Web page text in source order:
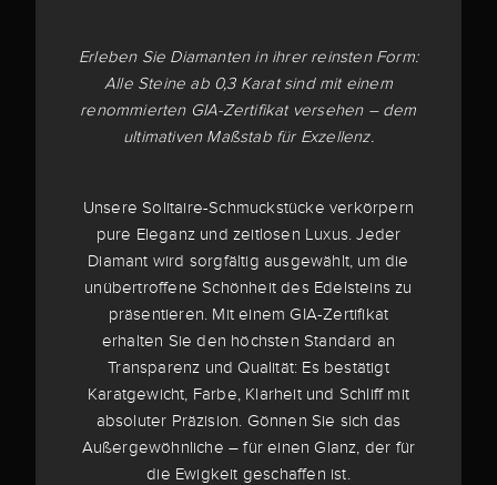
Erleben Sie Diamanten in ihrer reinsten Form:
Alle Steine ab 0,3 Karat sind mit einem
renommierten GIA-Zertifikat versehen – dem
ultimativen Maßstab für Exzellenz.
Unsere Solitaire-Schmuckstücke verkörpern
pure Eleganz und zeitlosen Luxus. Jeder
Diamant wird sorgfältig ausgewählt, um die
unübertroffene Schönheit des Edelsteins zu
präsentieren. Mit einem GIA-Zertifikat
erhalten Sie den höchsten Standard an
Transparenz und Qualität: Es bestätigt
Karatgewicht, Farbe, Klarheit und Schliff mit
absoluter Präzision. Gönnen Sie sich das
Außergewöhnliche – für einen Glanz, der für
die Ewigkeit geschaffen ist.